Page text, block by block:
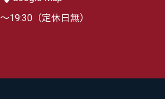
19:30（定休日無）